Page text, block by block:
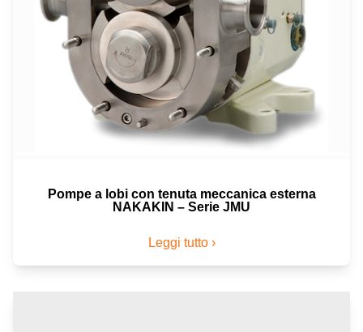
Pompe a lobi con tenuta meccanica esterna
NAKAKIN – Serie JMU
Leggi tutto ›